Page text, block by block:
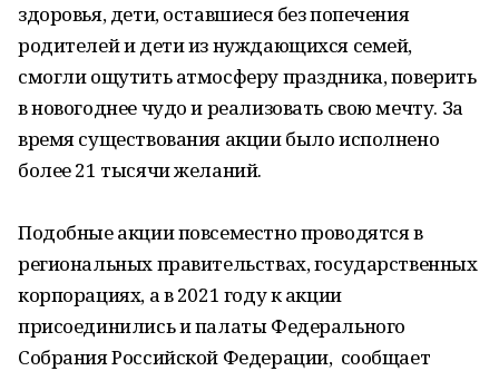
здоровья, дети, оставшиеся без попечения
родителей и дети из нуждающихся семей,
смогли ощутить атмосферу праздника, поверить
в новогоднее чудо и реализовать свою мечту. За
время существования акции было исполнено
более 21 тысячи желаний.
Подобные акции повсеместно проводятся в
региональных правительствах, государственных
корпорациях, а в 2021 году к акции
присоединились и палаты Федерального
Собрания Российской Федерации, сообщает